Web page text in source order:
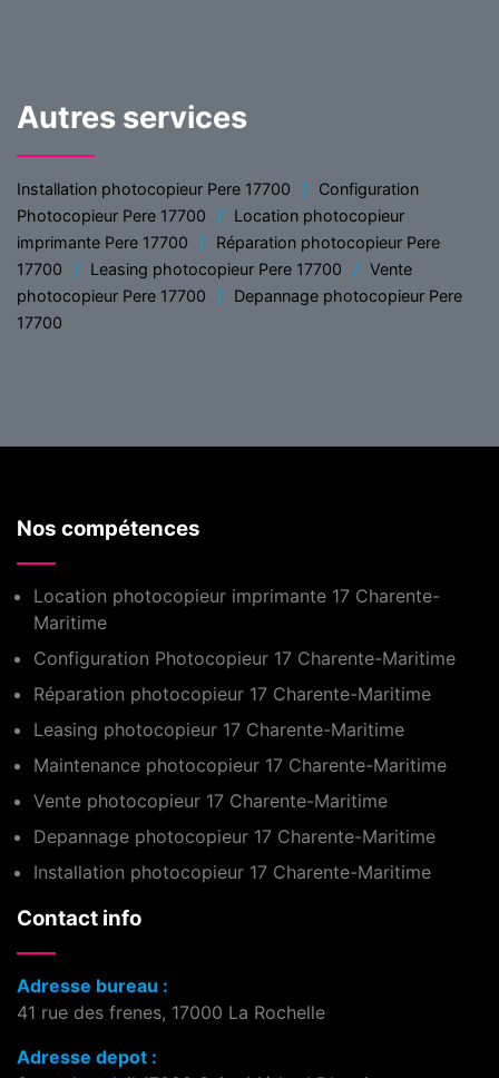
Autres services
Installation photocopieur Pere 17700
Configuration
Photocopieur Pere 17700
Location photocopieur
imprimante Pere 17700
Réparation photocopieur Pere
17700
Leasing photocopieur Pere 17700
Vente
photocopieur Pere 17700
Depannage photocopieur Pere
17700
Nos compétences
Location photocopieur imprimante 17 Charente-
Maritime
Configuration Photocopieur 17 Charente-Maritime
Réparation photocopieur 17 Charente-Maritime
Leasing photocopieur 17 Charente-Maritime
Maintenance photocopieur 17 Charente-Maritime
Vente photocopieur 17 Charente-Maritime
Depannage photocopieur 17 Charente-Maritime
Installation photocopieur 17 Charente-Maritime
Contact info
Adresse bureau :
41 rue des frenes, 17000 La Rochelle
Adresse depot :